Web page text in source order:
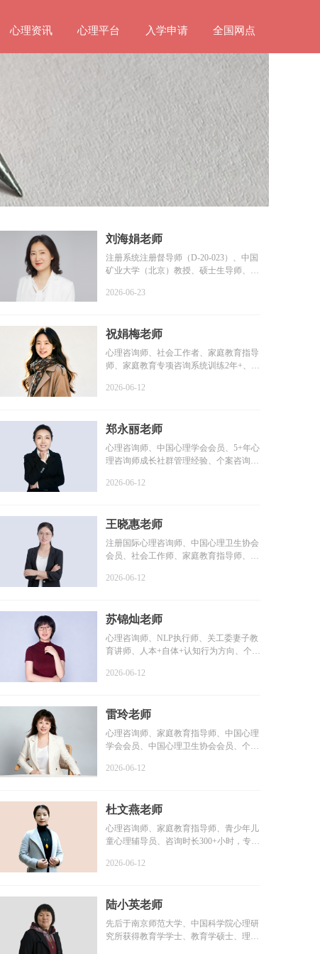
心理资讯 心理平台 入学申请 全国网点
刘海娟老师
注册系统注册督导师（D-20-023）、中国
矿业大学（北京）教授、硕士生导师、教
2026-06-23
祝娟梅老师
心理咨询师、社会工作者、家庭教育指导
师、家庭教育专项咨询系统训练2年+、个
2026-06-12
郑永丽老师
心理咨询师、中国心理学会会员、5+年心
理咨询师成长社群管理经验、个案咨询时
2026-06-12
王晓惠老师
注册国际心理咨询师、中国心理卫生协会
会员、社会工作师、家庭教育指导师、咨
2026-06-12
苏锦灿老师
心理咨询师、NLP执行师、关工委妻子教
育讲师、人本+自体+认知行为方向、个案
2026-06-12
雷玲老师
心理咨询师、家庭教育指导师、中国心理
学会会员、中国心理卫生协会会员、个案
2026-06-12
杜文燕老师
心理咨询师、家庭教育指导师、青少年儿
童心理辅导员、咨询时长300+小时，专业
2026-06-12
陆小英老师
先后于南京师范大学、中国科学院心理研
究所获得教育学学士、教育学硕士、理学